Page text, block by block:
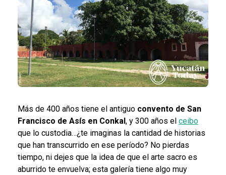
Más de 400 años tiene el antiguo convento de San
Francisco de Asís en Conkal , y 300 años el ceibo
que lo custodia…¿te imaginas la cantidad de historias
que han transcurrido en ese período? No pierdas
tiempo, ni dejes que la idea de que el arte sacro es
aburrido te envuelva; esta galería tiene algo muy